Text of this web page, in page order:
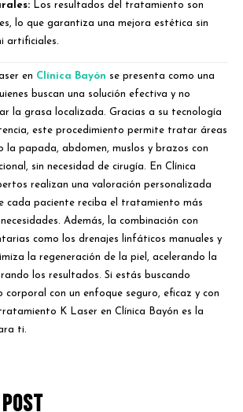
Los resultados del tratamiento son
lo que garantiza una mejora estética sin
artificiales.
en Clínica Bayón se presenta como una
buscan una solución efectiva y no
la grasa localizada. Gracias a su tecnología
este procedimiento permite tratar áreas
la papada, abdomen, muslos y brazos con
sin necesidad de cirugía. En Clínica
realizan una valoración personalizada
cada paciente reciba el tratamiento más
Además, la combinación con
como los drenajes linfáticos manuales y
la regeneración de la piel, acelerando la
los resultados. Si estás buscando
con un enfoque seguro, eficaz y con
K Laser en Clínica Bayón es la
ti.